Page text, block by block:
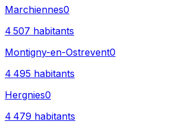
Marchiennes0
4 507 habitants
Montigny-en-Ostrevent0
4 495 habitants
Hergnies0
4 479 habitants